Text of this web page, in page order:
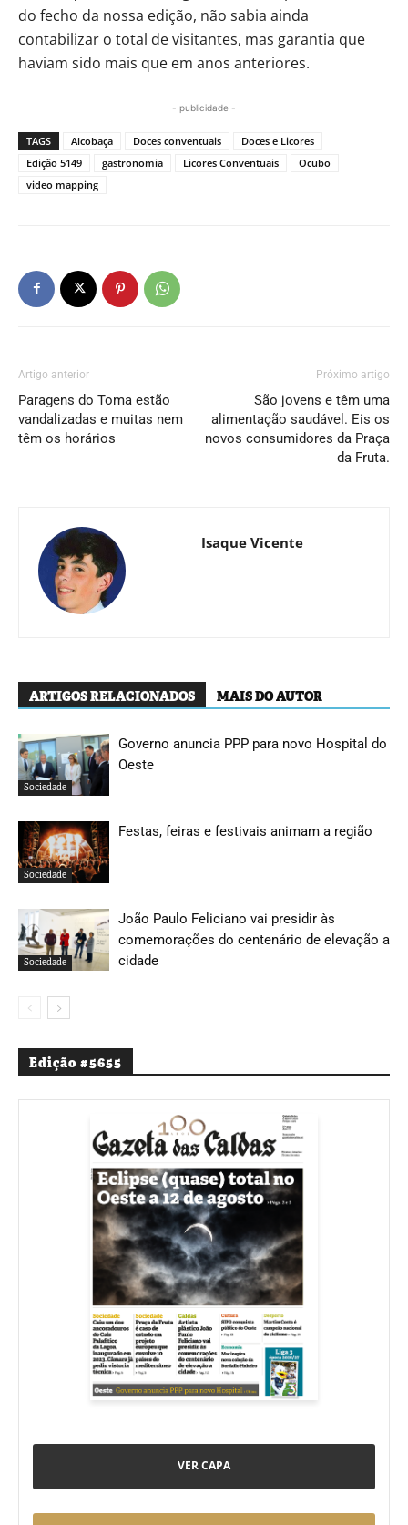
do fecho da nossa edição, não sabia ainda
contabilizar o total de visitantes, mas garantia que
haviam sido mais que em anos anteriores.
- publicidade -
TAGS Alcobaça Doces conventuais
Doces e Licores
Edição 5149
gastronomia Licores Conventuais
Ocubo
video mapping
Artigo anterior
Paragens do Toma estão
vandalizadas e muitas nem
têm os horários
Próximo artigo
São jovens e têm uma
alimentação saudável. Eis os
novos consumidores da Praça
da Fruta.
Isaque Vicente
ARTIGOS RELACIONADOS MAIS DO AUTOR
Sociedade
Governo anuncia PPP para novo Hospital do
Oeste
Sociedade
Festas, feiras e festivais animam a região
Sociedade
João Paulo Feliciano vai presidir às
comemorações do centenário de elevação a
cidade
Edição #5655
VER CAPA